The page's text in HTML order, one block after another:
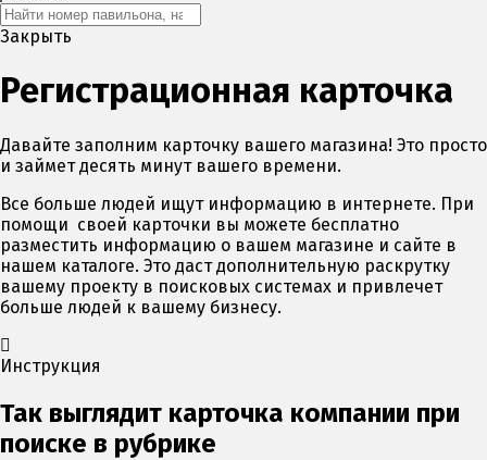
Закрыть
Регистрационная карточка
Давайте заполним карточку вашего магазина! Это просто
и займет десять минут вашего времени.
Все больше людей ищут информацию в интернете. При
помощи своей карточки вы можете бесплатно
разместить информацию о вашем магазине и сайте в
нашем каталоге. Это даст дополнительную раскрутку
вашему проекту в поисковых системах и привлечет
больше людей к вашему бизнесу.
Инструкция
Так выглядит карточка компании при
поиске в рубрике